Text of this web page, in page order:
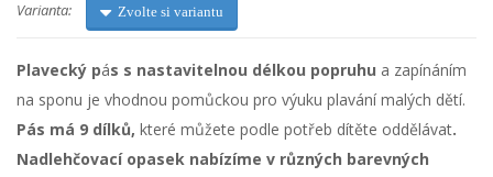
Varianta: Zvolte si variantu
Plavecký pás s nastavitelnou délkou popruhu a zapínáním
na sponu je vhodnou pomůckou pro výuku plavání malých dětí.
Pás má 9 dílků, které můžete podle potřeb dítěte oddělávat.
Nadlehčovací opasek nabízíme v různých barevných